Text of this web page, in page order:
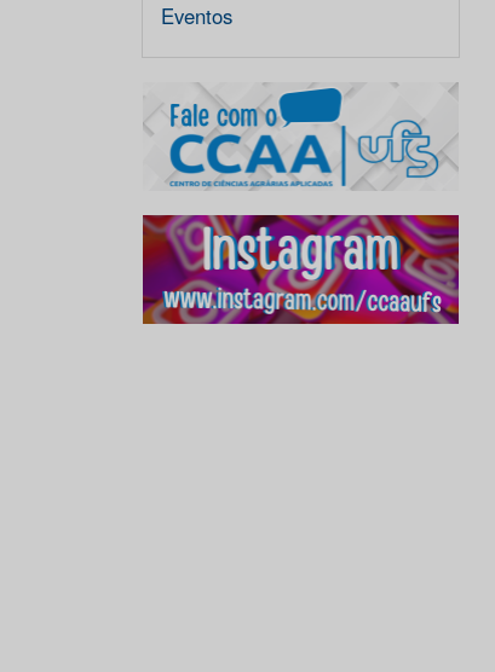
Eventos